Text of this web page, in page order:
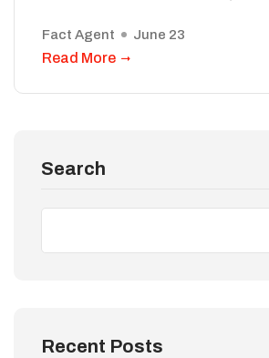
Fact Agent June 23
Read More
Search
Recent Posts